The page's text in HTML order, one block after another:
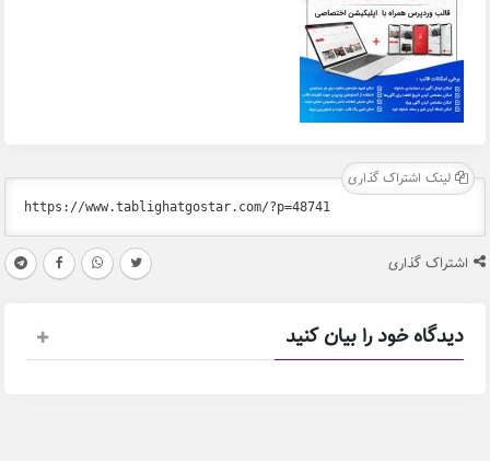
لینک اشتراک گذاری
اشتراک گذاری
دیدگاه خود را بیان کنید